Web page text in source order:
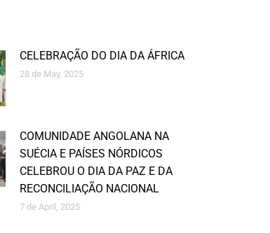
CELEBRAÇÃO DO DIA DA ÁFRICA
28 de May, 2025
COMUNIDADE ANGOLANA NA
SUÉCIA E PAÍSES NÓRDICOS
CELEBROU O DIA DA PAZ E DA
RECONCILIAÇÃO NACIONAL
7 de April, 2025